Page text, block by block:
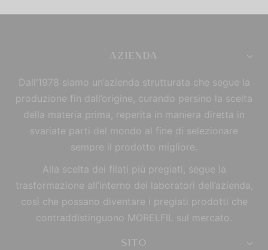
AZIENDA
Dall’1978 siamo un’azienda strutturata che segue la
produzione fin dall’origine, curando persino la scelta
della materia prima, reperita in maniera diretta in
svariate parti del mondo al fine di selezionare
sempre il prodotto migliore.
Alla scelta dei filati più pregiati, segue la
trasformazione all’interno dei laboratori dell’azienda,
così che possano diventare i pregiati prodotti che
contraddistinguono MORELFIL sul mercato.
SITO